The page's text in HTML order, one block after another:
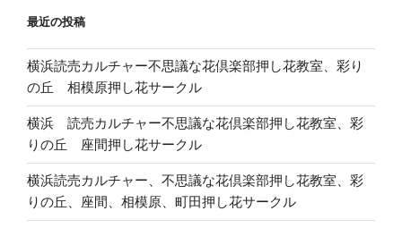
最近の投稿
横浜読売カルチャー不思議な花倶楽部押し花教室、彩り
の丘 相模原押し花サークル
横浜 読売カルチャー不思議な花倶楽部押し花教室、彩
りの丘 座間押し花サークル
横浜読売カルチャー、不思議な花倶楽部押し花教室、彩
りの丘、座間、相模原、町田押し花サークル